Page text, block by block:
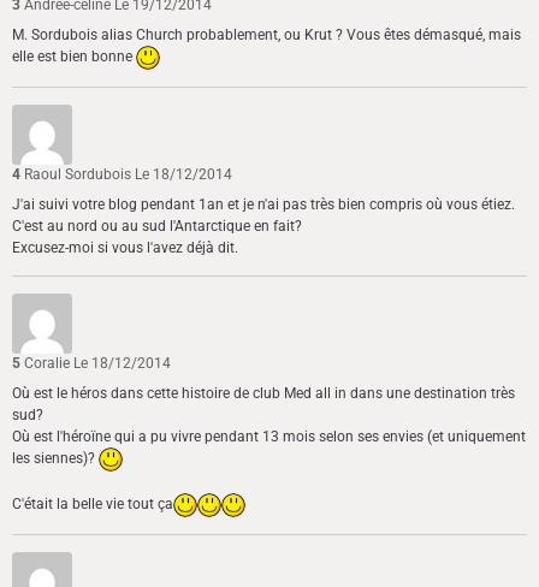
3 Andrée-céline
Le 19/12/2014
M. Sordubois alias Church probablement, ou Krut ? Vous êtes démasqué, mais
elle est bien bonne
4 Raoul Sordubois Le 18/12/2014
J'ai suivi votre blog pendant 1an et je n'ai pas très bien compris où vous étiez.
C'est au nord ou au sud l'Antarctique en fait?
Excusez-moi si vous l'avez déjà dit.
5 Coralie Le 18/12/2014
Où est le héros dans cette histoire de club Med all in dans une destination très
sud?
Où est l'héroïne qui a pu vivre pendant 13 mois selon ses envies (et uniquement
les siennes)?
C'était la belle vie tout ça